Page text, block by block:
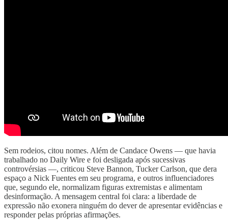
Sem rodeios, citou nomes. Além de Candace Owens — que havia
trabalhado no Daily Wire e foi desligada após sucessivas
controvérsias —, criticou Steve Bannon, Tucker Carlson, que dera
espaço a Nick Fuentes em seu programa, e outros influenciadores
que, segundo ele, normalizam figuras extremistas e alimentam
desinformação. A mensagem central foi clara: a liberdade de
expressão não exonera ninguém do dever de apresentar evidências e
responder pelas próprias afirmações.